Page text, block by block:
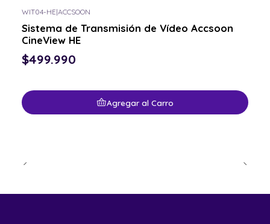
WIT04-HE|ACCSOON
Sistema de Transmisión de Vídeo Accsoon
CineView HE
$499.990
Agregar al Carro